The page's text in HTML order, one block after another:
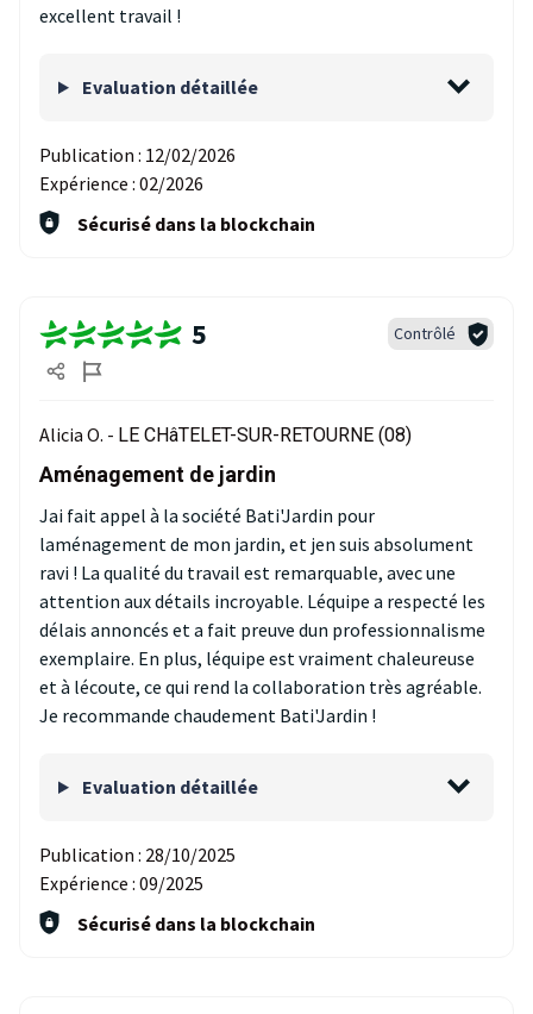
excellent travail !
Evaluation détaillée
Publication : 12/02/2026
Expérience : 02/2026
Sécurisé dans la blockchain
5 Contrôlé
Alicia O. - LE CHâTELET-SUR-RETOURNE (08)
Aménagement de jardin
Jai fait appel à la société Bati'Jardin pour
laménagement de mon jardin, et jen suis absolument
ravi ! La qualité du travail est remarquable, avec une
attention aux détails incroyable. Léquipe a respecté les
délais annoncés et a fait preuve dun professionnalisme
exemplaire. En plus, léquipe est vraiment chaleureuse
et à lécoute, ce qui rend la collaboration très agréable.
Je recommande chaudement Bati'Jardin !
Evaluation détaillée
Publication : 28/10/2025
Expérience : 09/2025
Sécurisé dans la blockchain